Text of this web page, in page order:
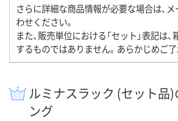
さらに詳細な商品情報が必要な場合は、
わせください。
また、販売単位における「セット」表記は
するものではありません。あらかじめご了
ルミナスラック (セット品
ング